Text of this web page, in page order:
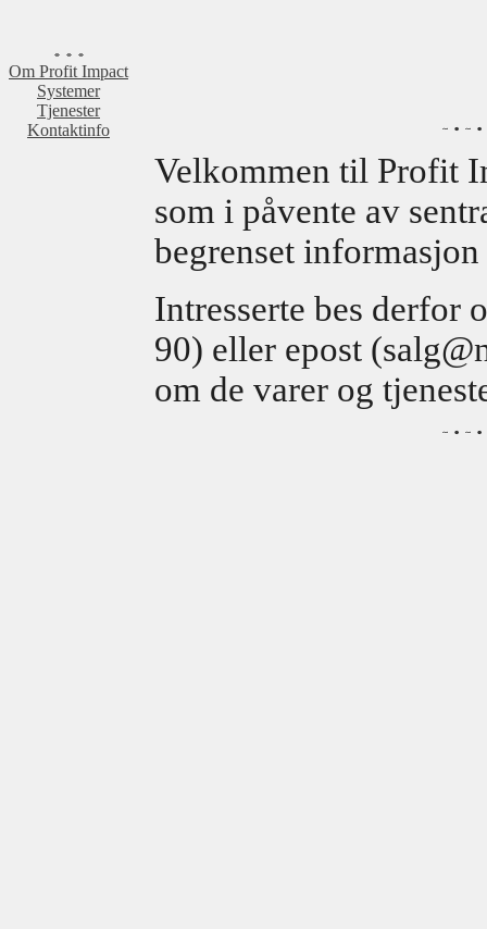
Om Profit Impact
Systemer
Tjenester
Kontaktinfo
Velkommen til Profit
som i påvente av
begrenset
Intresserte bes derfor
90) eller epost
om de varer og